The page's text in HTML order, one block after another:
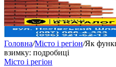
Головна/Місто і регіон/Як
взимку: подробиці
Місто і регіон